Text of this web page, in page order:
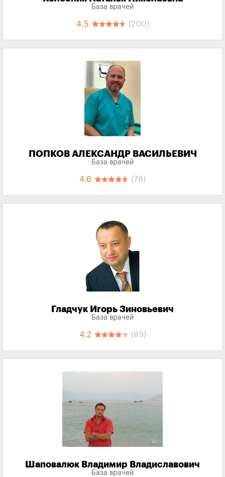
База врачей
4.5 (200)
ПОПКОВ АЛЕКСАНДР ВАСИЛЬЕВИЧ
База врачей
4.6 (78)
Гладчук Игорь Зиновьевич
База врачей
4.2 (89)
Шаповалюк Владимир Владиславович
База врачей